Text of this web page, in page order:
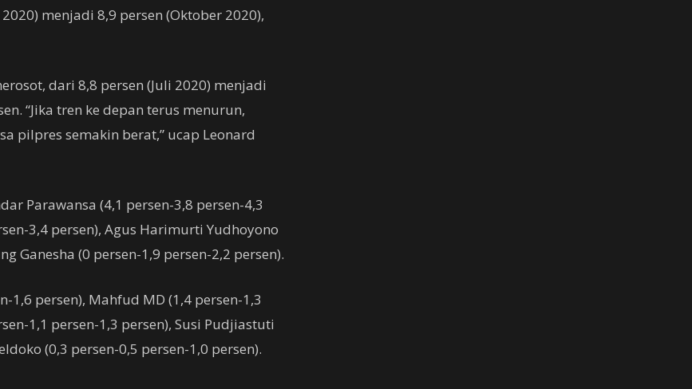
menjadi 8,9 persen (Oktober 2020),
dari 8,8 persen (Juli 2020) menjadi
“Jika tren ke depan terus menurun,
pilpres semakin berat,” ucap Leonard
Parawansa (4,1 persen-3,8 persen-4,3
3,4 persen), Agus Harimurti Yudhoyono
Ganesha (0 persen-1,9 persen-2,2 persen).
1,6 persen), Mahfud MD (1,4 persen-1,3
1,1 persen-1,3 persen), Susi Pudjiastuti
(0,3 persen-0,5 persen-1,0 persen).